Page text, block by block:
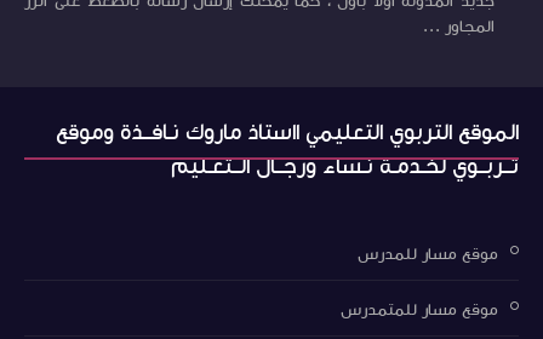
المجاور ...
الموقع التربوي التعليمي ااستاذ ماروك نـافــذة وموقع
تــربــوي لخـدمـة نـساء ورجــال الــتعـليم
موقع مسار للمدرس
موقع مسار للمتمدرس